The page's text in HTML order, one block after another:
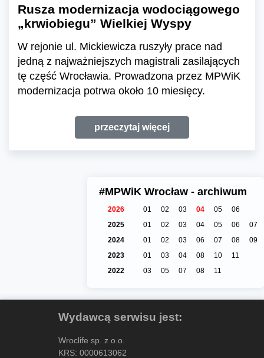
Rusza modernizacja wodociągowego
„krwiobiegu” Wielkiej Wyspy
W rejonie ul. Mickiewicza ruszyły prace nad
jedną z najważniejszych magistrali zasilających
tę część Wrocławia. Prowadzona przez MPWiK
modernizacja potrwa około 10 miesięcy.
przeczytaj więcej
#MPWiK Wrocław - archiwum
2026 01 02 03 04 05
06
2025
01 02 03 04 05 06
07
2024
01 02 03 06 07 08
09
2023
01 03 04 08 10
11
2022
03 05 07 08 11
Wydawcą serwisu jest:
Wroclife sp. z o.o.
KRS: 0000613062